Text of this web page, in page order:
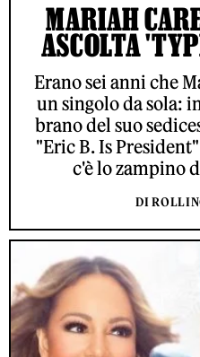
MARIAH
ASCOLTA
Erano sei anni che
un singolo da sola:
brano del suo
"Eric B. Is
c'è lo zampino
DI